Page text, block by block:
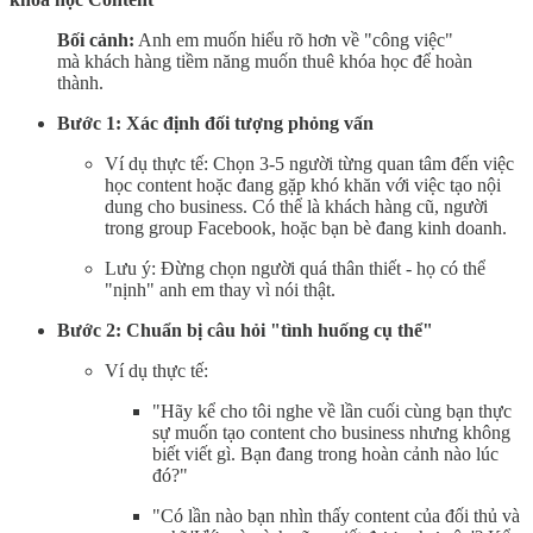
Bối cảnh: Anh em muốn hiểu rõ hơn về "công việc"
mà khách hàng tiềm năng muốn thuê khóa học để hoàn
thành.
Bước 1: Xác định đối tượng phỏng vấn
Ví dụ thực tế: Chọn 3-5 người từng quan tâm đến việc
học content hoặc đang gặp khó khăn với việc tạo nội
dung cho business. Có thể là khách hàng cũ, người
trong group Facebook, hoặc bạn bè đang kinh doanh.
Lưu ý: Đừng chọn người quá thân thiết - họ có thể
"nịnh" anh em thay vì nói thật.
Bước 2: Chuẩn bị câu hỏi "tình huống cụ thể"
Ví dụ thực tế:
"Hãy kể cho tôi nghe về lần cuối cùng bạn thực
sự muốn tạo content cho business nhưng không
biết viết gì. Bạn đang trong hoàn cảnh nào lúc
đó?"
"Có lần nào bạn nhìn thấy content của đối thủ và